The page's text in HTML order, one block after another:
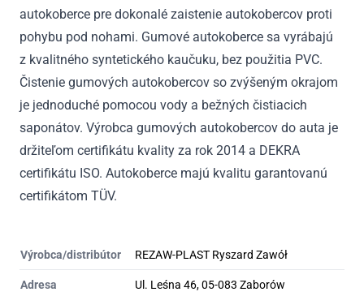
autokoberce pre dokonalé zaistenie autokobercov proti
pohybu pod nohami. Gumové autokoberce sa vyrábajú
z kvalitného syntetického kaučuku, bez použitia PVC.
Čistenie gumových autokobercov so zvýšeným okrajom
je jednoduché pomocou vody a bežných čistiacich
saponátov. Výrobca gumových autokobercov do auta je
držiteľom certifikátu kvality za rok 2014 a DEKRA
certifikátu ISO. Autokoberce majú kvalitu garantovanú
certifikátom TÜV.
Výrobca/distribútor REZAW-PLAST Ryszard Zawół
Adresa Ul. Leśna 46, 05-083 Zaborów